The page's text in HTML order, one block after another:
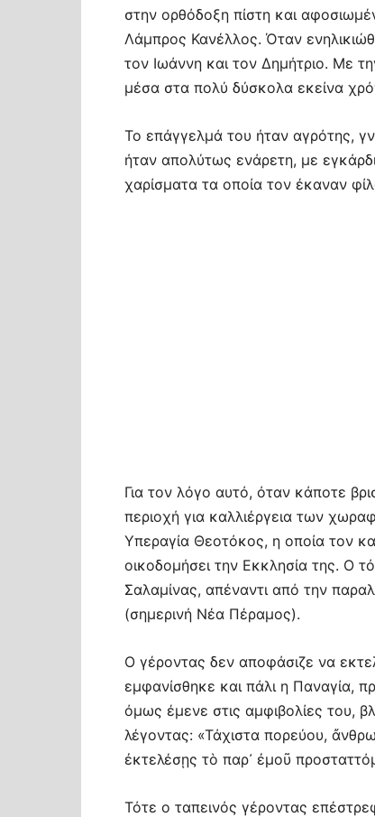
στην ορθόδοξη πίστη και
Λάμπρος Κανέλλος. Όταν
τον Ιωάννη και τον Δημήτριο. Με
μέσα στα πολύ δύσκολα εκείνα
Το επάγγελμά του ήταν αγρότης,
ήταν απολύτως ενάρετη, με
χαρίσματα τα οποία τον έκαναν
Για τον λόγο αυτό, όταν κάποτε
περιοχή για καλλιέργεια των
Υπεραγία Θεοτόκος, η οποία τον
οικοδομήσει την Εκκλησία της. Ο
Σαλαμίνας, απέναντι από την
(σημερινή Νέα Πέραμος).
Ο γέροντας δεν αποφάσιζε να
εμφανίσθηκε και πάλι η Παναγία,
όμως έμενε στις αμφιβολίες του,
λέγοντας: «Τάχιστα πορεύου,
ἐκτελέσῃς τὸ παρ᾿ ἐμοῦ
Τότε ο ταπεινός γέροντας